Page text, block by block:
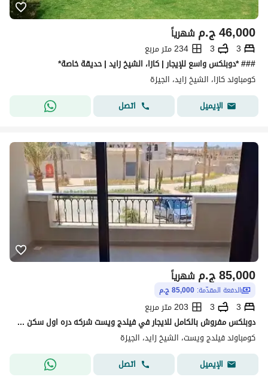
ج.م46,000 شهرياً
3
3
234 متر مربع
### *دوبلكس واسع للإيجار | كازا، الشيخ زايد | حديقة خاصة*
كومباوند كازا، الشيخ زايد، الجيزة
الإيميل
اتصل
ج.م85,000 شهرياً
الدفعة المقدّمة: 85,000 ج.م
3
3
203 متر مربع
دوبلكس مفروش بالكامل للايجار في فيلدج ويست شركه دره اول سكن تشطيب الترا سوبر لوكس
كومباوند فيلدج ويست، الشيخ زايد، الجيزة
الإيميل
اتصل